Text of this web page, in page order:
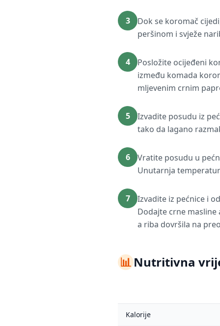
3
Dok se koromač
peršinom i svježe
4
Posložite ocijeđeni
između komada
mljevenim crnim
5
Izvadite posudu iz
tako da lagano
6
Vratite posudu u
Unutarnja
7
Izvadite iz pećnice i
Dodajte crne
a riba dovršila na
📊Nutritivna
Kalorije